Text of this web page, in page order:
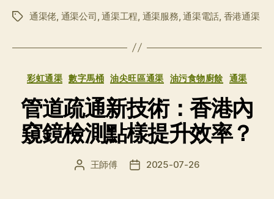
标
通渠佬 通渠公司 ,通渠工程 通渠服務 ,通渠電話 香港通渠
分
彩虹通渠 數字馬桶 油尖旺區通渠 油污食物廚餘 通渠
管道疏通新技術：香港內
窺鏡檢測點樣提升效率？
文 王師傅
发 2025-07-26